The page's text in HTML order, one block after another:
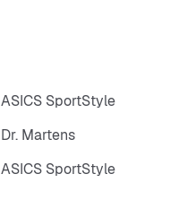
ASICS SportStyle
Dr. Martens
ASICS SportStyle